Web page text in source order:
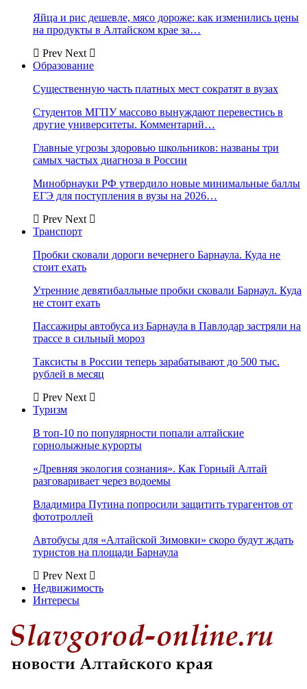
Яйца и рис дешевле, мясо дороже: как изменились цены
на продукты в Алтайском крае за…
Prev Next
Образование
Существенную часть платных мест сократят в вузах
Студентов МГПУ массово вынуждают перевестись в
другие университеты. Комментарий…
Главные угрозы здоровью школьников: названы три
самых частых диагноза в России
Минобрнауки РФ утвердило новые минимальные баллы
ЕГЭ для поступления в вузы на 2026…
Prev Next
Транспорт
Пробки сковали дороги вечернего Барнаула. Куда не
стоит ехать
Утренние девятибалльные пробки сковали Барнаул. Куда
не стоит ехать
Пассажиры автобуса из Барнаула в Павлодар застряли на
трассе в сильный мороз
Таксисты в России теперь зарабатывают до 500 тыс.
рублей в месяц
Prev Next
Туризм
В топ-10 по популярности попали алтайские
горнолыжные курорты
«Древняя экология сознания». Как Горный Алтай
разговаривает через водоемы
Владимира Путина попросили защитить турагентов от
фототроллей
Автобусы для «Алтайской Зимовки» скоро будут ждать
туристов на площади Барнаула
Prev Next
Недвижимость
Интересы